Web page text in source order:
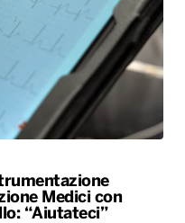
Medici con
“Aiutateci”